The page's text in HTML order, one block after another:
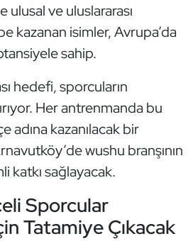
ve uluslararası
kazanan isimler, Avrupa’da
sahip.
hedefi, sporcuların
Her antrenmanda bu
adına kazanılacak bir
wushu branşının
katkı sağlayacak.
Sporcular
Tatamiye Çıkacak
Fitness